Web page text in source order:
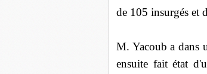
de 105 insurgés et
M. Yacoub a dans
ensuite fait état